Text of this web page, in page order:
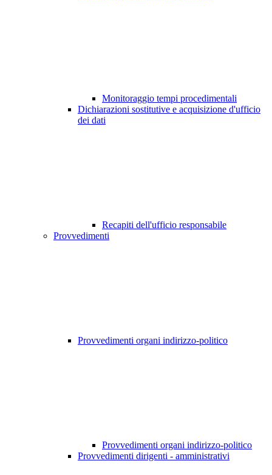
Monitoraggio tempi procedimentali
Dichiarazioni sostitutive e acquisizione d'ufficio
dei dati
Recapiti dell'ufficio responsabile
Provvedimenti
Provvedimenti organi indirizzo-politico
Provvedimenti organi indirizzo-politico
Provvedimenti dirigenti - amministrativi